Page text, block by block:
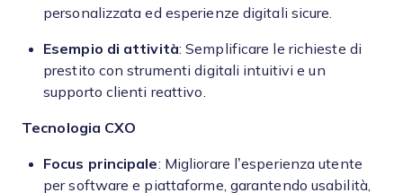
personalizzata ed esperienze digitali sicure.
Esempio di attività: Semplificare le richieste di
prestito con strumenti digitali intuitivi e un
supporto clienti reattivo.
Tecnologia CXO
Focus principale: Migliorare l’esperienza utente
per software e piattaforme, garantendo usabilità,